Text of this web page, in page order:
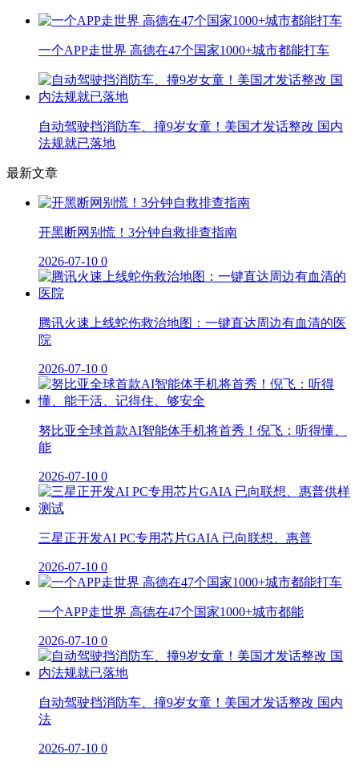
一个APP走世界 高德在47个国家1000+城市都能打车
自动驾驶挡消防车、撞9岁女童！美国才发话整改 国内
法规就已落地
最新文章
开黑断网别慌！3分钟自救排查指南
2026-07-10 0
腾讯火速上线蛇伤救治地图：一键直达周边有血清的医
院
2026-07-10 0
努比亚全球首款AI智能体手机将首秀！倪飞：听得懂、
能
2026-07-10 0
三星正开发AI PC专用芯片GAIA 已向联想、惠普
2026-07-10 0
一个APP走世界 高德在47个国家1000+城市都能
2026-07-10 0
自动驾驶挡消防车、撞9岁女童！美国才发话整改 国内
法
2026-07-10 0